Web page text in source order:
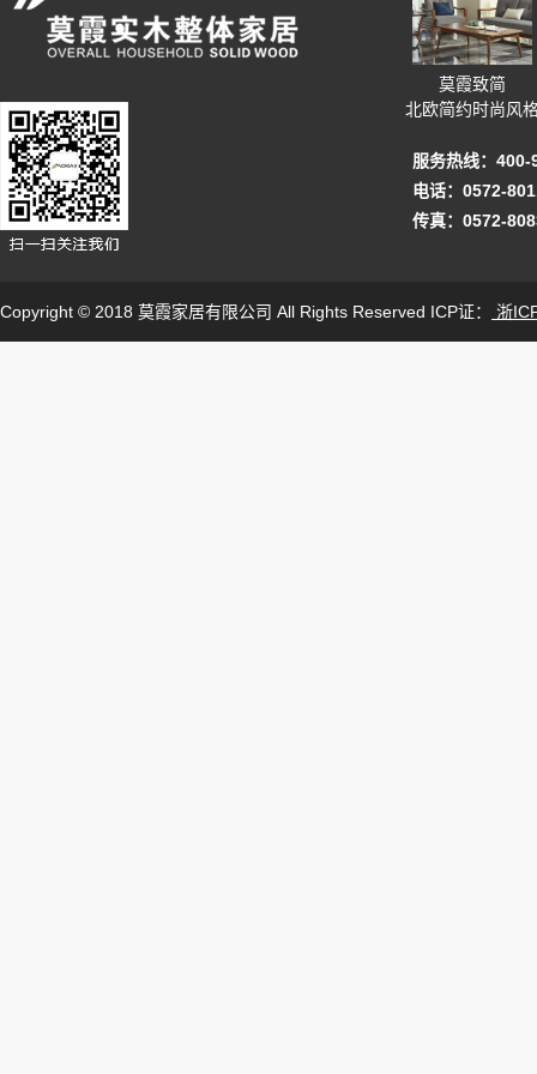
莫霞致简
北欧简约时尚风
服务热线：400-
电话：0572-
传真：0572-
Copyright © 2018 莫霞家居有限公司 All Rights Reserved ICP证： 浙